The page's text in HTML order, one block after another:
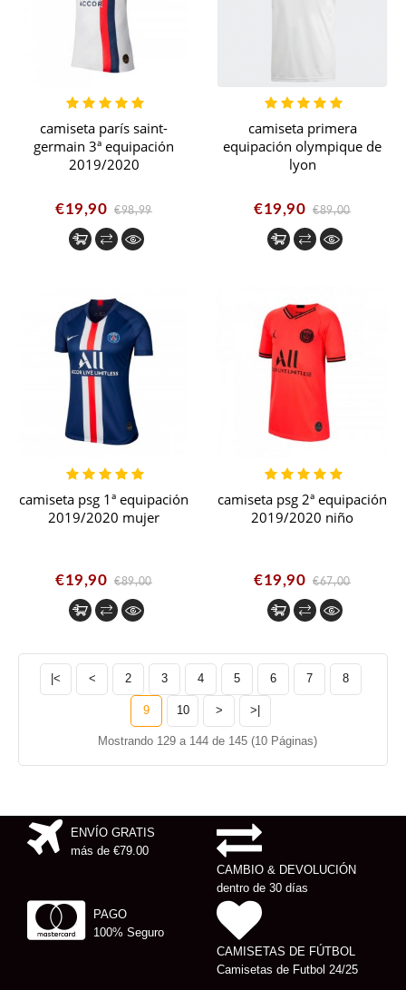
camiseta parís saint-
germain 3ª equipación
2019/2020
€19,90 €98,99
camiseta primera
equipación olympique de
lyon
€19,90 €89,00
camiseta psg 1ª equipación
2019/2020 mujer
€19,90 €89,00
camiseta psg 2ª equipación
2019/2020 niño
€19,90 €67,00
|< < 2 3 4 5 6 7 8
9 10 > >|
Mostrando 129 a 144 de 145 (10 Páginas)
ENVÍO GRATIS
más de €79.00
CAMBIO & DEVOLUCIÓN
dentro de 30 días
PAGO
100% Seguro
CAMISETAS DE FÚTBOL
Camisetas de Futbol 24/25